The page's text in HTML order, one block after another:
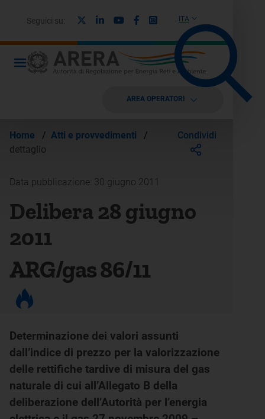
ITA
Seguici su: LinkedinYoutubeFacebook
Instagram
AREA OPERATORI
Home / Atti e provvedimenti
/
dettaglio
Condividi
Data pubblicazione: 30 giugno 2011
Delibera 28 giugno
2011
ARG/gas 86/11
Determinazione dei valori assunti
dall’indice di prezzo per la valorizzazione
delle rettifiche tardive di misura del gas
naturale di cui all’Allegato B della
deliberazione dell’Autorità per l’energia